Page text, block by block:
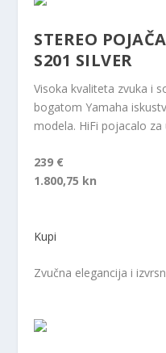
STEREO
S201 SILVER
Visoka kvaliteta zvuka i
bogatom Yamaha
modela. HiFi pojacalo
239 €
1.800,75 kn
Kupi
Zvučna elegancija i